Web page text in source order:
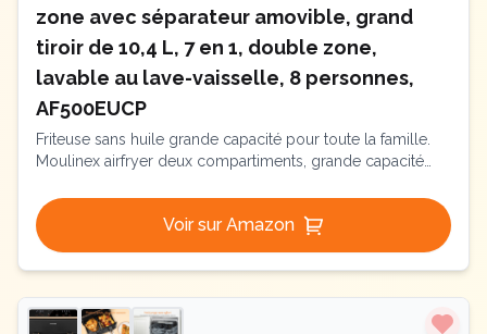
zone avec séparateur amovible, grand
tiroir de 10,4 L, 7 en 1, double zone,
lavable au lave-vaisselle, 8 personnes,
AF500EUCP
Friteuse sans huile grande capacité pour toute la famille.
Moulinex airfryer deux compartiments, grande capacité
sans huile, Ecran tactile digital, Dual essential inox,
EZ901820, Noir
Voir sur Amazon